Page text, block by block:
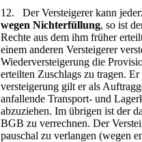
12. Der Versteigerer kann
wegen Nichterfüllung, so ist
Rechte aus dem ihm früher
einem anderen Versteigerer
Wiederversteigerung die
erteilten Zuschlags zu tragen.
versteigerung gilt er als
anfallende Transport- und
abzuziehen. Im übrigen ist der
BGB zu verrechnen. Der
pauschal zu ver­langen (wegen